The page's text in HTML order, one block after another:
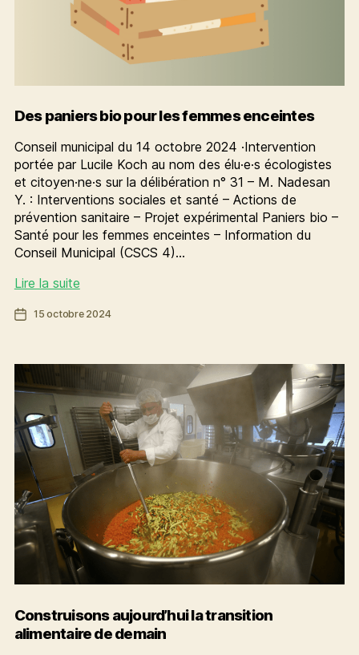
Des paniers bio pour les femmes enceintes
Conseil municipal du 14 octobre 2024 ·Intervention
portée par Lucile Koch au nom des élu·e·s écologistes
et citoyen·ne·s sur la délibération n° 31 – M. Nadesan
Y. : Interventions sociales et santé – Actions de
prévention sanitaire – Projet expérimental Paniers bio –
Santé pour les femmes enceintes – Information du
Conseil Municipal (CSCS 4)…
Lire la suiteDes
bio
femmes
enceintes
Date15 octobre 2024
Construisons aujourd’hui la transition
alimentaire de demain